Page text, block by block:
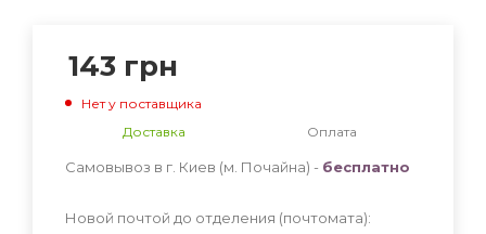
143 грн
Нет у поставщика
Доставка
Оплата
Самовывоз в г. Киев (м. Почайна) - бесплатно
Новой почтой до отделения (почтомата):